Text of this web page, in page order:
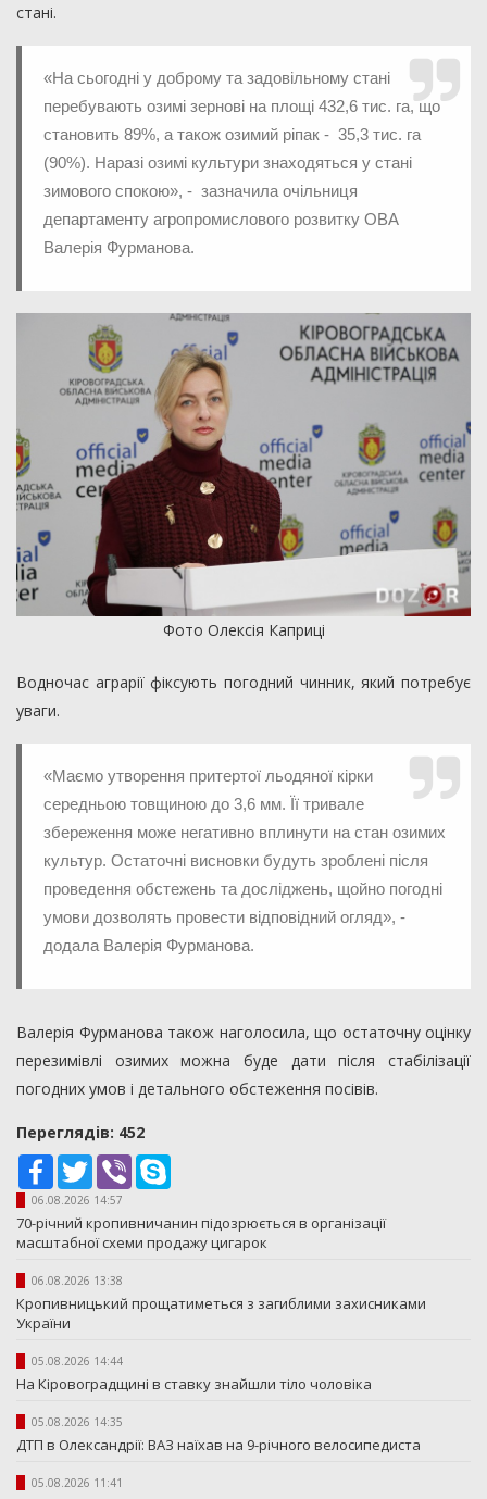
стані.
«На сьогодні у доброму та задовільному стані
перебувають озимі зернові на площі 432,6 тис. га, що
становить 89%, а також озимий ріпак - 35,3 тис. га
(90%). Наразі озимі культури знаходяться у стані
зимового спокою», - зазначила очільниця
департаменту агропромислового розвитку ОВА
Валерія Фурманова.
Фото Олексія Каприці
Водночас аграрії фіксують погодний чинник, який потребує
уваги.
«Маємо утворення притертої льодяної кірки
середньою товщиною до 3,6 мм. Її тривале
збереження може негативно вплинути на стан озимих
культур. Остаточні висновки будуть зроблені після
проведення обстежень та досліджень, щойно погодні
умови дозволять провести відповідний огляд», -
додала Валерія Фурманова.
Валерія Фурманова також наголосила, що остаточну оцінку
перезимівлі озимих можна буде дати після стабілізації
погодних умов і детального обстеження посівів.
Переглядiв: 452
Facebook
TwitterViber
06.08.2026 14:57
70-річний кропивничанин підозрюється в організації
масштабної схеми продажу цигарок
06.08.2026 13:38
Кропивницький прощатиметься з загиблими захисниками
України
05.08.2026 14:44
На Кіровоградщині в ставку знайшли тіло чоловіка
05.08.2026 14:35
ДТП в Олександрії: ВАЗ наїхав на 9-річного велосипедиста
05.08.2026 11:41